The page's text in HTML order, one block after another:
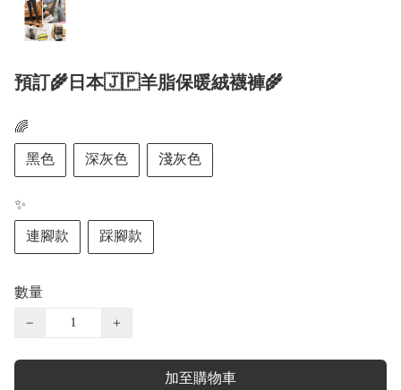
預訂🌾日本🇯🇵羊脂保暖絨襪褲🌾
🌈
黑色
深灰色 淺灰色
✨
連腳款
踩腳款
數量
−
+
加至購物車